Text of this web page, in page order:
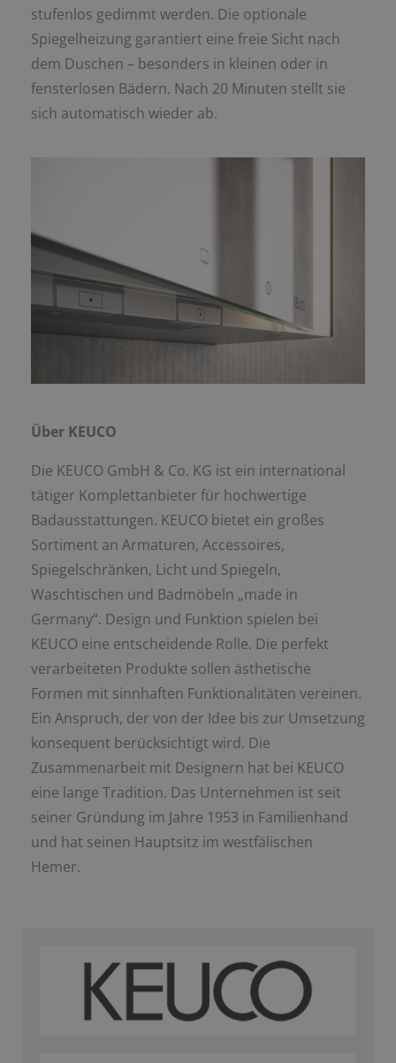
stufenlos gedimmt werden. Die optionale
Spiegelheizung garantiert eine freie Sicht nach
dem Duschen – besonders in kleinen oder in
fensterlosen Bädern. Nach 20 Minuten stellt sie
sich automatisch wieder ab.
Über KEUCO
Die KEUCO GmbH & Co. KG ist ein international
tätiger Komplettanbieter für hochwertige
Badausstattungen. KEUCO bietet ein großes
Sortiment an Armaturen, Accessoires,
Spiegelschränken, Licht und Spiegeln,
Waschtischen und Badmöbeln „made in
Germany“. Design und Funktion spielen bei
KEUCO eine entscheidende Rolle. Die perfekt
verarbeiteten Produkte sollen ästhetische
Formen mit sinnhaften Funktionalitäten vereinen.
Ein Anspruch, der von der Idee bis zur Umsetzung
konsequent berücksichtigt wird. Die
Zusammenarbeit mit Designern hat bei KEUCO
eine lange Tradition. Das Unternehmen ist seit
seiner Gründung im Jahre 1953 in Familienhand
und hat seinen Hauptsitz im westfälischen
Hemer.